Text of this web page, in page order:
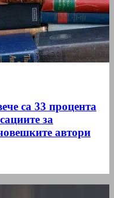
са 33 процента
за
автори